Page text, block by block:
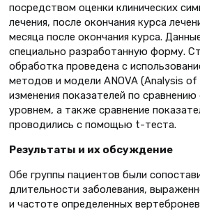
посредством оценки клинических
лечения, после окончания курса
месяца после окончания курса.
специально разработанную форму.
обработка проведена с
методов и модели ANOVA (Analysis of
изменения показателей по
уровнем, а также сравнение
проводились с помощью t-теста.
Результаты и их обсуждение
Обе группы пациентов были
длительности заболевания,
и частоте определенных